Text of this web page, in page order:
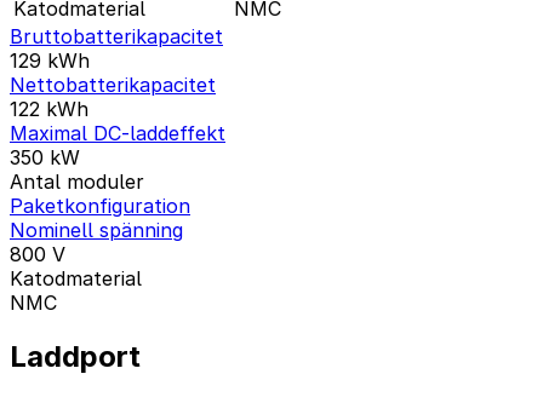
Katodmaterial
NMC
Bruttobatterikapacitet
129 kWh
Nettobatterikapacitet
122 kWh
Maximal DC-laddeffekt
350 kW
Antal moduler
Paketkonfiguration
Nominell spänning
800 V
Katodmaterial
NMC
Laddport